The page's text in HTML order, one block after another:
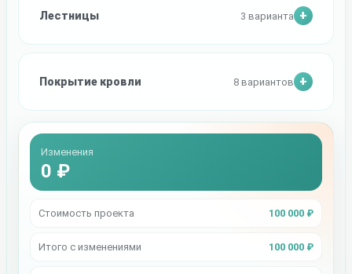
Лестницы 3 варианта
Покрытие кровли 8 вариантов
Изменения
0 ₽
Стоимость проекта 100 000 ₽
Итого с изменениями 100 000 ₽